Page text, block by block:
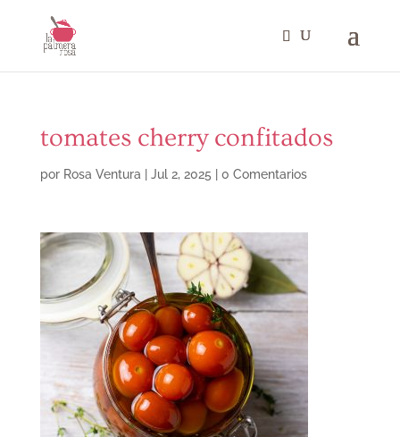
tomates cherry confitados
por Rosa Ventura Jul 2, 2025 0 Comentarios